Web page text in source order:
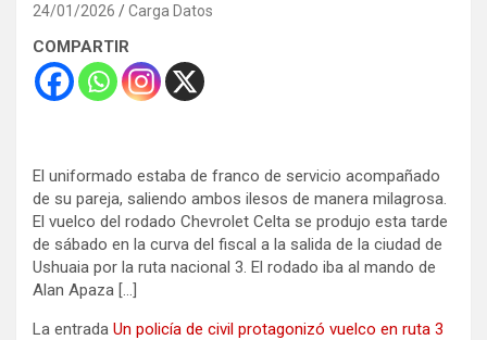
24/01/2026 Carga Datos
COMPARTIR
El uniformado estaba de franco de servicio acompañado
de su pareja, saliendo ambos ilesos de manera milagrosa.
El vuelco del rodado Chevrolet Celta se produjo esta tarde
de sábado en la curva del fiscal a la salida de la ciudad de
Ushuaia por la ruta nacional 3. El rodado iba al mando de
Alan Apaza […]
La entrada Un policía de civil protagonizó vuelco en ruta 3